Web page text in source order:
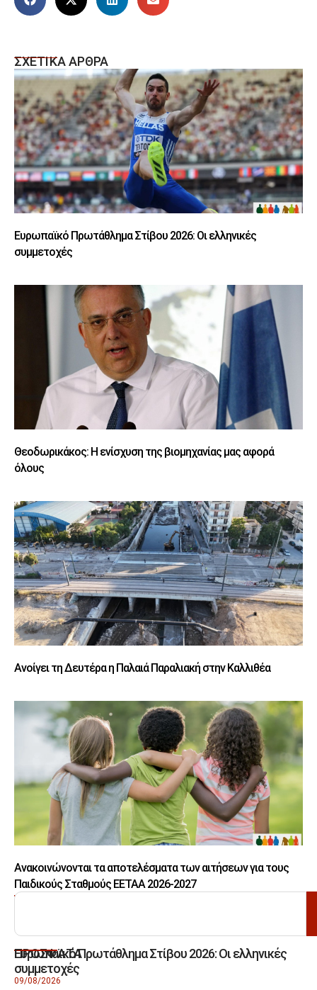
ΣΧΕΤΙΚΑ ΑΡΘΡΑ
Ευρωπαϊκό Πρωτάθλημα Στίβου 2026: Οι ελληνικές
συμμετοχές
Θεοδωρικάκος: Η ενίσχυση της βιομηχανίας μας αφορά
όλους
Ανοίγει τη Δευτέρα η Παλαιά Παραλιακή στην Καλλιθέα
Ανακοινώνονται τα αποτελέσματα των αιτήσεων για τους
Παιδικούς Σταθμούς ΕΕΤΑΑ 2026-2027
ΑΝΑΖΗΤΗΣΗ
ΠΡΟΣΦΑΤΑ
Ευρωπαϊκό Πρωτάθλημα Στίβου 2026: Οι ελληνικές
συμμετοχές
09/08/2026